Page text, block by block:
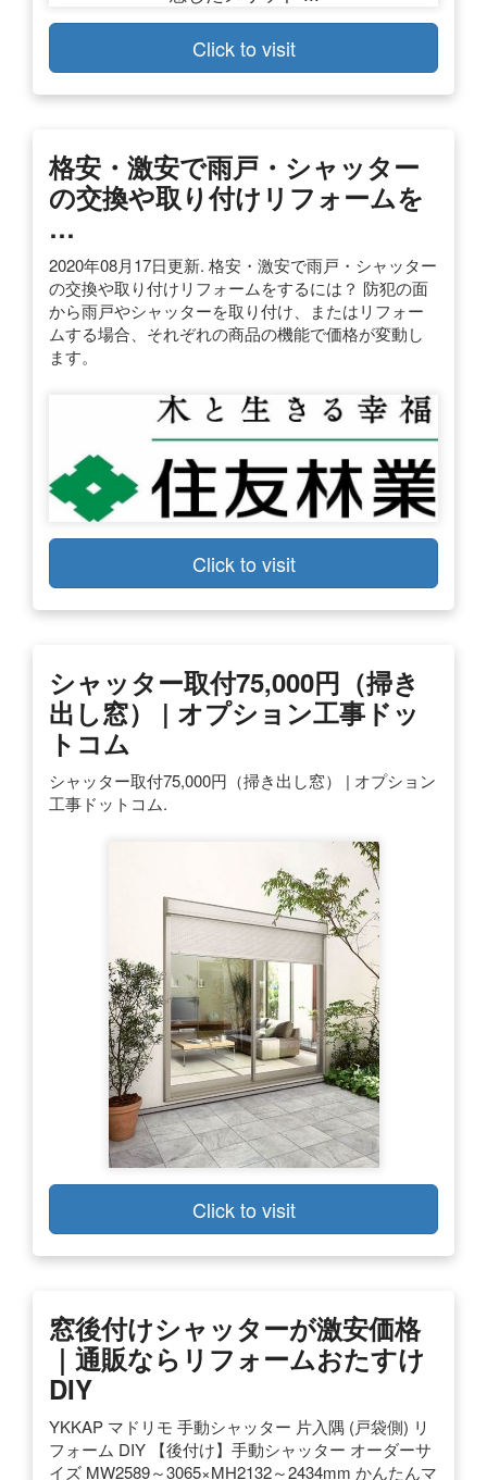
Click to visit
格安・激安で雨戸・シャッター
の交換や取り付けリフォームを
…
2020年08月17日更新. 格安・激安で雨戸・シャッター
の交換や取り付けリフォームをするには？ 防犯の面
から雨戸やシャッターを取り付け、またはリフォー
ムする場合、それぞれの商品の機能で価格が変動し
ます。
Click to visit
シャッター取付75,000円（掃き
出し窓） | オプション工事ドッ
トコム
シャッター取付75,000円（掃き出し窓） | オプション
工事ドットコム.
Click to visit
窓後付けシャッターが激安価格
｜通販ならリフォームおたすけ
DIY
YKKAP マドリモ 手動シャッター 片入隅 (戸袋側) リ
フォーム DIY 【後付け】手動シャッター オーダーサ
イズ MW2589～3065×MH2132～2434mm かんたんマ